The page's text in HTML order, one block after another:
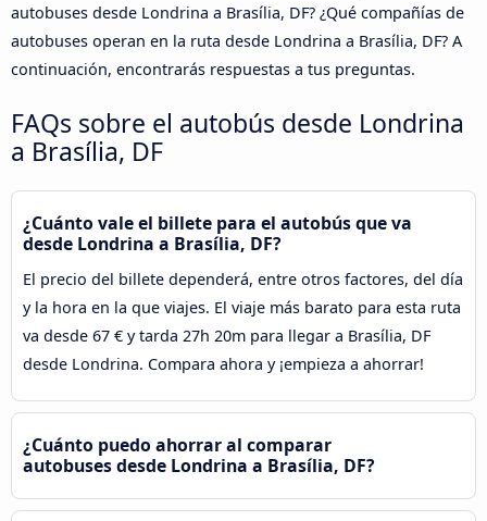
autobuses desde Londrina a Brasília, DF? ¿Qué compañías de
autobuses operan en la ruta desde Londrina a Brasília, DF? A
continuación, encontrarás respuestas a tus preguntas.
FAQs sobre el autobús desde Londrina
a Brasília, DF
¿Cuánto vale el billete para el autobús que va
desde Londrina a Brasília, DF?
El precio del billete dependerá, entre otros factores, del día
y la hora en la que viajes. El viaje más barato para esta ruta
va desde 67 € y tarda 27h 20m para llegar a Brasília, DF
desde Londrina. Compara ahora y ¡empieza a ahorrar!
¿Cuánto puedo ahorrar al comparar
autobuses desde Londrina a Brasília, DF?